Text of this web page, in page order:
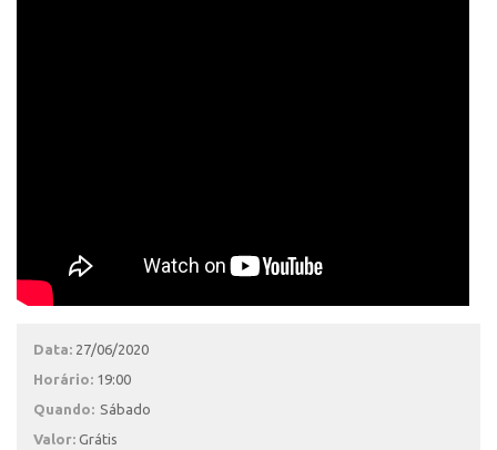
Data: 27/06/2020
Horário: 19:00
Quando: Sábado
Valor: Grátis